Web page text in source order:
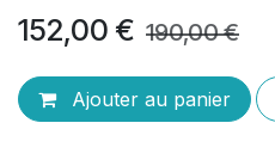
152,00 € 190,00€
Ajouter au panier